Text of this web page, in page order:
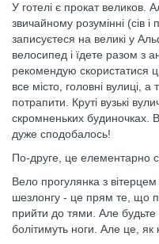
У готелі є прокат великов.
звичайному розумінні (сів
записуєтеся на великі у
велосипед і їдете разом з
рекомендую скористатися
все місто, головні вулиці,
потрапити. Круті вузькі
скромненьких будиночках.
дуже сподобалось!
По-друге, це елементарно
Вело прогулянка з
шезлонгу - це прям те, що
прийти до тями. Але будьте
болітимуть ноги. Але це, як